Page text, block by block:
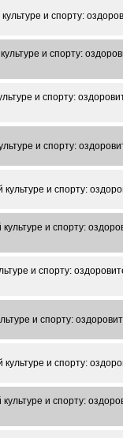
и спорту:
и спорту:
и спорту:
и спорту:
и спорту:
и спорту:
и спорту:
и спорту:
и спорту:
и спорту: